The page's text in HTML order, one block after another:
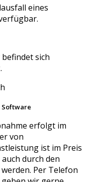
eines
sich
erfolgt im
von
ist im Preis
durch den
Per Telefon